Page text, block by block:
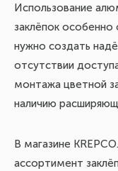
Использование
заклёпок особенно
нужно создать
отсутствии
монтажа цветной
наличию
В магазине
ассортимент